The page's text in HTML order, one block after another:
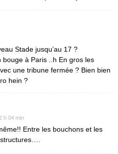
Stade jusqu’au 17 ?
bouge à Paris ..h En gros les
une tribune fermée ? Bien bien
hein ?
h 04 min
Entre les bouchons et les